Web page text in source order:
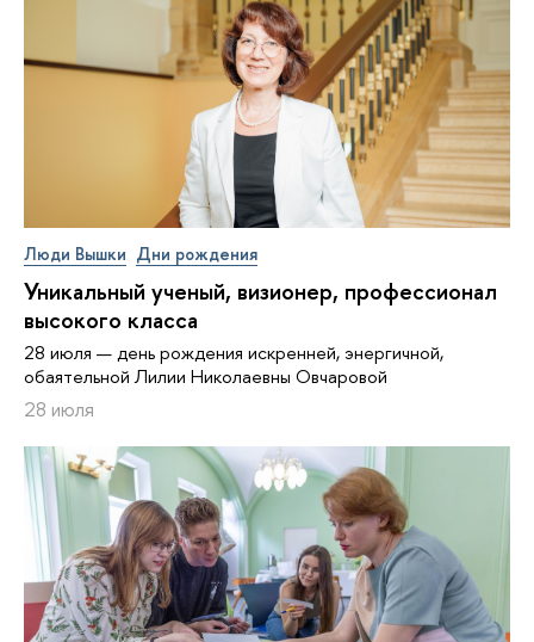
Люди Вышки Дни рождения
Уникальный ученый, визионер, про­фес­си­о­нал
высокого класса
28 июля — день рождения искренней, энергичной,
обаятельной Лилии Николаевны Овчаровой
28 июля